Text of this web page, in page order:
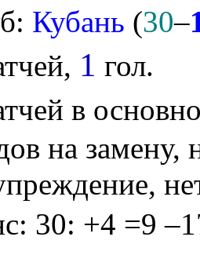
Кубань (30–
1 гол.
в
на замену,
30: +4 =9